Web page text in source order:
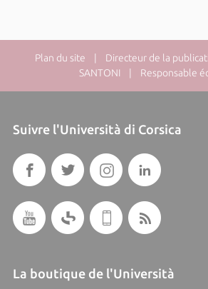
Plan du site | Directeur de la
SANTONI | Responsable
Suivre l'Università di Corsica
La boutique de l'Università